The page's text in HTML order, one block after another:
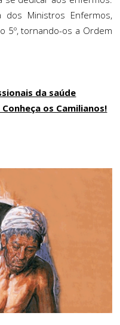
dos Ministros Enfermos,
5º, tornando-os a Ordem
da saúde
os Camilianos!